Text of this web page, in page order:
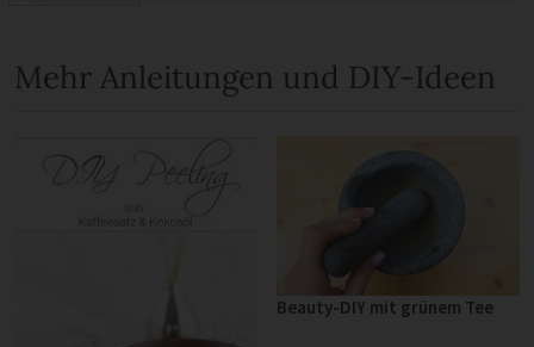
Mehr Anleitungen und DIY-Ideen
Beauty-DIY mit grünem Tee